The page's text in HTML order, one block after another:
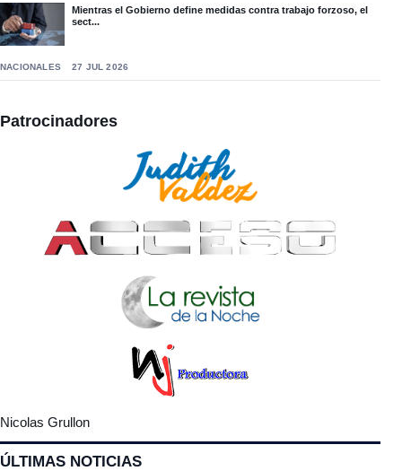
Mientras el Gobierno define medidas contra trabajo forzoso, el
sect...
NACIONALES 27 JUL 2026
Patrocinadores
Nicolas Grullon
ÚLTIMAS NOTICIAS